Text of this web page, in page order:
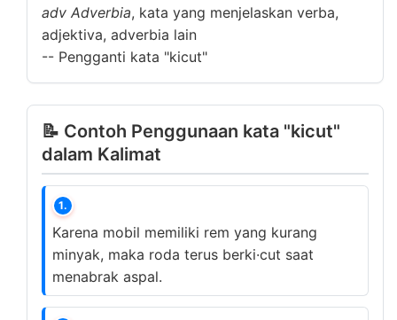
adv Adverbia, kata yang menjelaskan verba,
adjektiva, adverbia lain
-- Pengganti kata "kicut"
📝 Contoh Penggunaan kata "kicut"
dalam Kalimat
1.
Karena mobil memiliki rem yang kurang
minyak, maka roda terus berki·cut saat
menabrak aspal.